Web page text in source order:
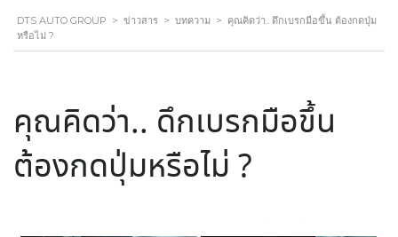
DTS AUTO GROUP > ข่าวสาร > บทความ > คุณคิดว่า.. ดึกเบรกมือขึ้น ต้องกดปุ่ม
หรือไม่ ?
คุณคิดว่า.. ดึกเบรกมือขึ้น
ต้องกดปุ่มหรือไม่ ?